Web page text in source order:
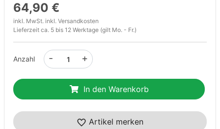
64,90 €
inkl. MwSt. inkl. Versandkosten
Lieferzeit ca. 5 bis 12 Werktage (gilt Mo. - Fr.)
Anzahl +
-
In den Warenkorb
Artikel merken